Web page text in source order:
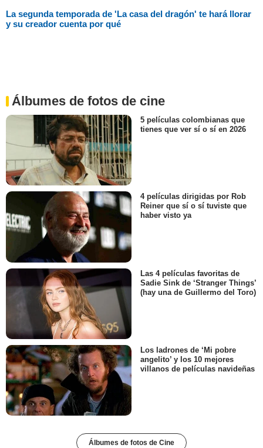
La segunda temporada de 'La casa del dragón' te hará llorar
y su creador cuenta por qué
Álbumes de fotos de cine
5 películas colombianas que
tienes que ver sí o sí en 2026
4 películas dirigidas por Rob
Reiner que sí o sí tuviste que
haber visto ya
Las 4 películas favoritas de
Sadie Sink de ‘Stranger Things’
(hay una de Guillermo del Toro)
Los ladrones de ‘Mi pobre
angelito’ y los 10 mejores
villanos de películas navideñas
Álbumes de fotos de Cine